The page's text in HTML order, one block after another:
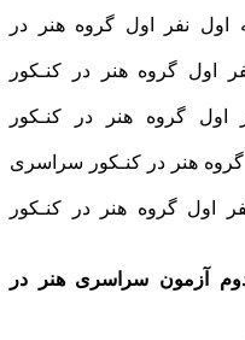
اول نفر اول گروه هنر در
اول گروه هنر در کنـکور
اول گروه هنر در کنـکور
گروه هنر در کنـکور سراسری
اول گروه هنر در کنـکور
دوم آزمون سراسری هنر در